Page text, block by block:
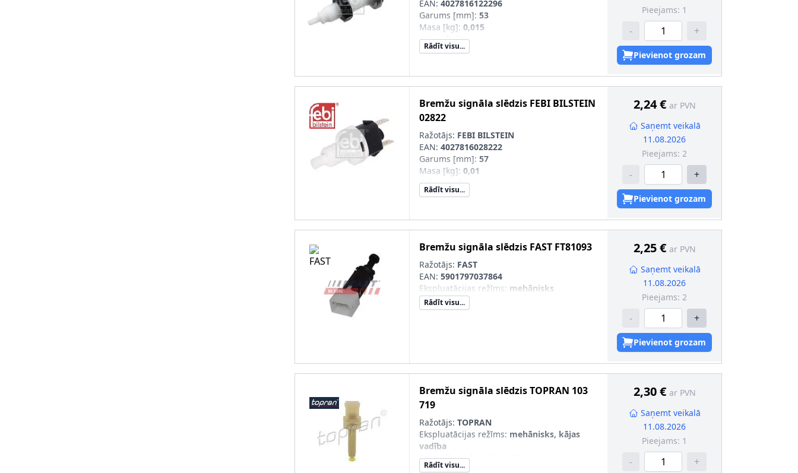
EAN: 4027816122296
Garums [mm]: 53
Masa [kg]: 0,015
Krāsa:balts
Ekspluatācijas režīms
Uzgriežņu atslēgas izmērs:14, 19
Ārējais diametrs [mm]:25,5
Savienojumu skaits
2
Pievada veids:Spiediena vadība
Vītnes garums [mm]
Skrūves garums zem galvas [mm]
Ārējās vītnes izmērs:
Rādīt visu...
Pieejams: 1
- +
Pievienot grozam
Bremžu signāla slēdzis FEBI BILSTEIN
02822
Ražotājs: FEBI BILSTEIN
EAN: 4027816028222
Garums [mm]: 57
Masa [kg]: 0,01
Krāsa:melns
Ekspluatācijas režīms
Uzgriežņu atslēgas izmērs:22
Savienojumu skaits:2
Pievada veids
Spiediena vadība
Vītnes garums [mm]:15
Ārējās vītnes izmērs
Rādīt visu...
2,24 € ar PVN
Saņemt veikalā
11.08.2026
Pieejams: 2
- +
Pievienot grozam
Bremžu signāla slēdzis FAST FT81093
Ražotājs: FAST
EAN: 5901797037864
Ekspluatācijas režīms: mehānisks
Rādīt visu...
2,25 € ar PVN
Saņemt veikalā
11.08.2026
Pieejams: 2
- +
Pievienot grozam
Bremžu signāla slēdzisTOPRAN 103
719
Ražotājs: TOPRAN
Ekspluatācijas režīms: mehānisks, kājas
vadība
Spraudkontaktu skaits
Spraudkontakta korpusa forma
Rādīt visu...
2,30 € ar PVN
Saņemt veikalā
11.08.2026
Pieejams: 1
- +